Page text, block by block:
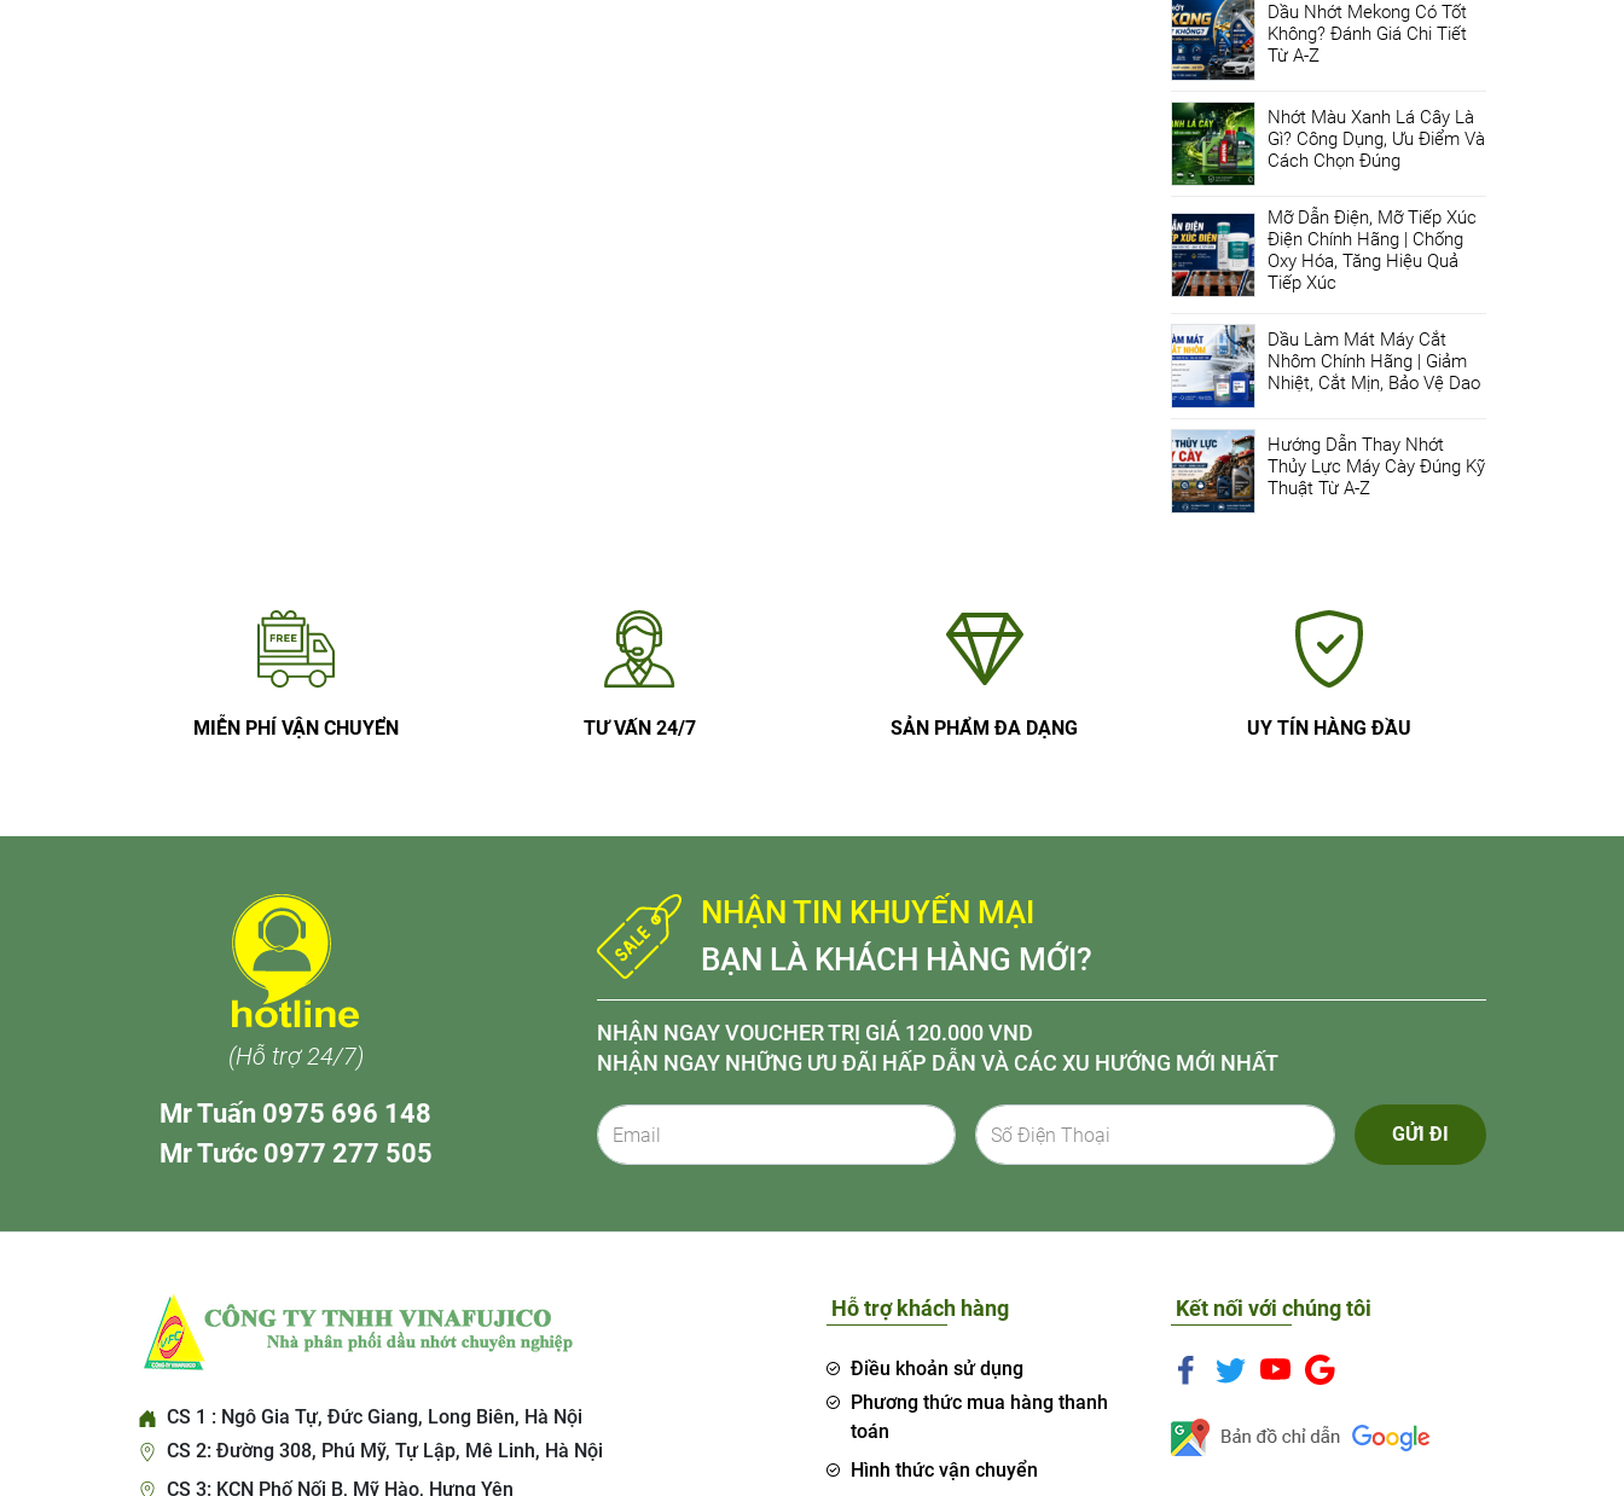
Dầu Nhớt Mekong Có Tốt
Không? Đánh Giá Chi Tiết
Từ A-Z
Nhớt Màu Xanh Lá Cây Là
Gì? Công Dụng, Ưu Điểm Và
Cách Chọn Đúng
Mỡ Dẫn Điện, Mỡ Tiếp Xúc
Điện Chính Hãng | Chống
Oxy Hóa, Tăng Hiệu Quả
Tiếp Xúc
Dầu Làm Mát Máy Cắt
Nhôm Chính Hãng | Giảm
Nhiệt, Cắt Mịn, Bảo Vệ Dao
Hướng Dẫn Thay Nhớt
Thủy Lực Máy Cày Đúng Kỹ
Thuật Từ A-Z
MIỄN PHÍ VẬN CHUYỂN TƯ VẤN 24/7 SẢN PHẨM ĐA DẠNG UY TÍN HÀNG ĐẦU
(Hỗ trợ 24/7)
Mr Tuấn 0975 696 148
Mr Tước 0977 277 505
NHẬN TIN KHUYẾN MẠI
BẠN LÀ KHÁCH HÀNG MỚI?
NHẬN NGAY VOUCHER TRỊ GIÁ 120.000 VND
NHẬN NGAY NHỮNG ƯU ĐÃI HẤP DẪN VÀ CÁC XU HƯỚNG MỚI NHẤT
GỬI ĐI
CS 1 : Ngô Gia Tự, Đức Giang, Long Biên, Hà Nội
CS 2: Đường 308, Phú Mỹ, Tự Lập, Mê Linh, Hà Nội
CS 3: KCN Phố Nối B, Mỹ Hào, Hưng Yên
Hỗ trợ khách hàng
Điều khoản sử dụng
Phương thức mua hàng thanh
toán
Hình thức vận chuyển
Kết nối với chúng tôi